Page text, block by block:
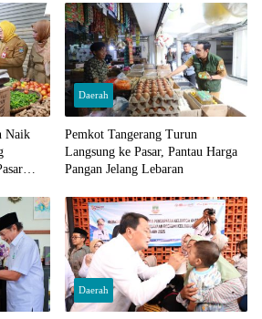
Naik
Daerah
Pemkot Tangerang Turun
Langsung ke Pasar, Pantau Harga
Pangan Jelang Lebaran
Daerah